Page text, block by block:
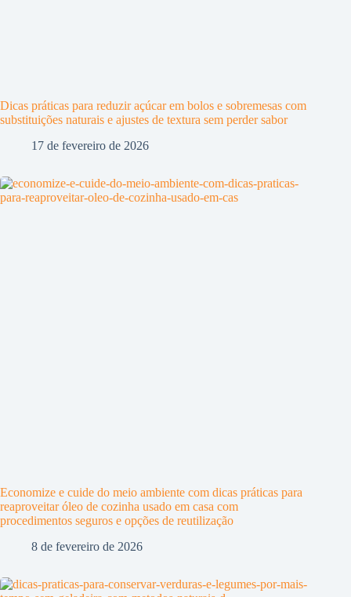
Dicas práticas para reduzir açúcar em bolos e sobremesas com
substituições naturais e ajustes de textura sem perder sabor
17 de fevereiro de 2026
Economize e cuide do meio ambiente com dicas práticas para
reaproveitar óleo de cozinha usado em casa com
procedimentos seguros e opções de reutilização
8 de fevereiro de 2026